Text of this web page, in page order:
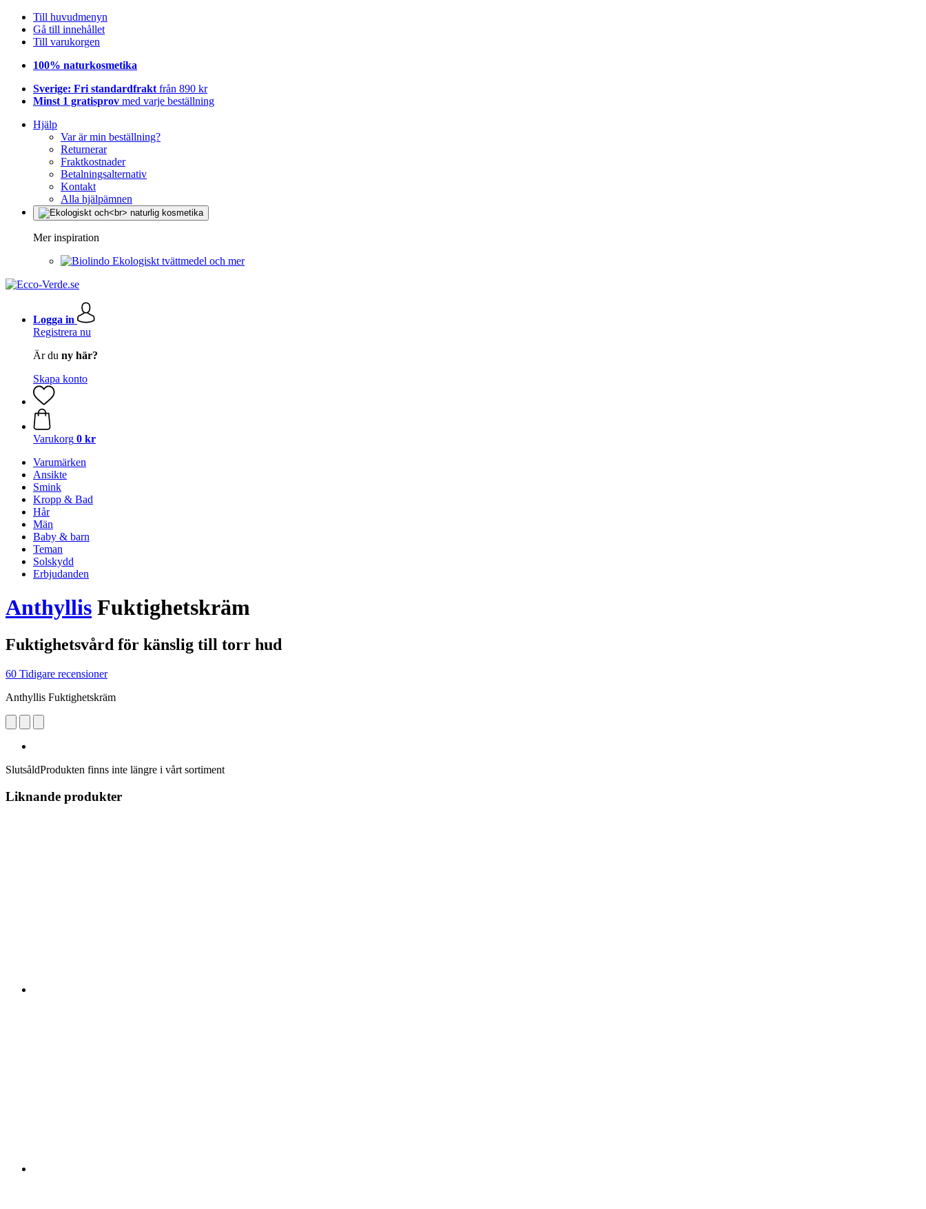
Till huvudmenyn
Gå till innehållet
Till varukorgen
100% naturkosmetika
Sverige: Fri standardfrakt från 890 kr
Minst 1 gratisprov med varje beställning
Hjälp
Var är min beställning?
Returnerar
Fraktkostnader
Betalningsalternativ
Kontakt
Alla hjälpämnen
Mer inspiration
Ekologiskt tvättmedel och mer
Logga in
Registrera nu
Är du ny här?
Skapa konto
Varukorg 0 kr
Varumärken
Ansikte
Smink
Kropp & Bad
Hår
Män
Baby & barn
Teman
Solskydd
Erbjudanden
Anthyllis Fuktighetskräm
Fuktighetsvård för känslig till torr hud
60 Tidigare recensioner
Anthyllis Fuktighetskräm
SlutsåldProdukten finns inte längre i vårt sortiment
Liknande produkter